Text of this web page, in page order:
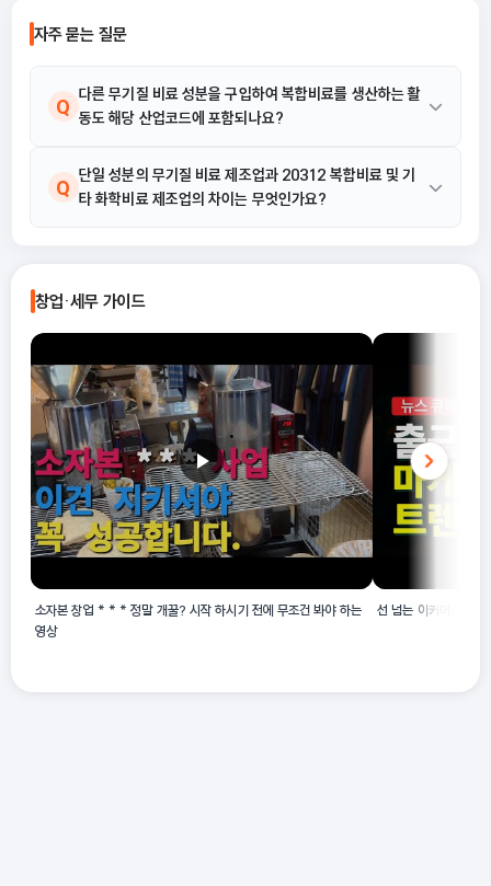
으로 정리합니다.
자주 묻는 질문
Q
다른 무기질 비료 성분을 구입하여 복합비료를 생산하는 활
동도 해당 산업코드에 포함되나요?
A 네, 포함됩니다. 제공된 산업 해설에 따르면 서로 다른 무기질 비료
성분을 구입·배합하여 복합비료를 생산하는 활동은 20312 복합비
Q
단일 성분의 무기질 비료 제조업과 20312 복합비료 및 기
타 화학비료 제조업의 차이는 무엇인가요?
조하는 활동에 해당합니다. 반면, 단일 성분만 함유된 비료 제조는
이 코드에 해당하지 않을 수 있습니다.
창업·세무 가이드
소자본 창업 * * * 정말 개꿀? 시작 하시기 전에 무조건 봐야 하는
영상
선 넘는 이커머스와